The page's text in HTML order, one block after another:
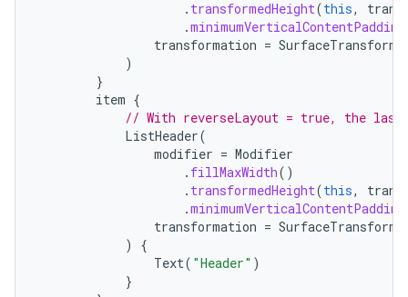
. transformedHeight(this,
.minimumVerticalContentPadding
transformation =
)
}
item {
// With reverseLayout = true, the last
ListHeader(
modifier = Modifier
. fillMaxWidth()
. transformedHeight(this,
.minimumVerticalContentPadding
transformation =
)
{
Text( "Header" )
}